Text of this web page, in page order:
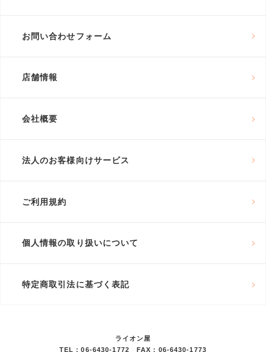
お問い合わせフォーム
店舗情報
会社概要
法人のお客様向けサービス
ご利用規約
個人情報の取り扱いについて
特定商取引法に基づく表記
ライオン屋
TEL：06-6430-1772 FAX：06-6430-1773